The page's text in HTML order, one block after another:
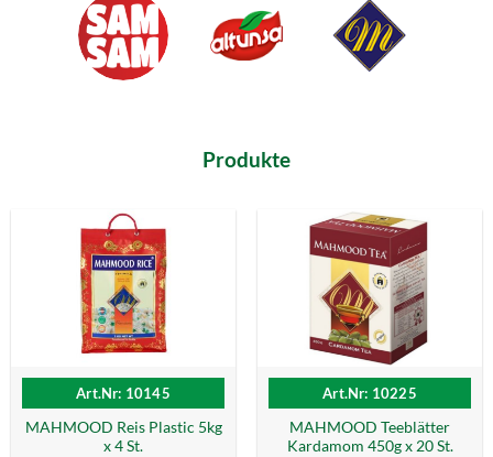
Produkte
Art.Nr: 10145
MAHMOOD Reis Plastic 5kg
x 4 St.
Art.Nr: 10225
MAHMOOD Teeblätter
Kardamom 450g x 20 St.